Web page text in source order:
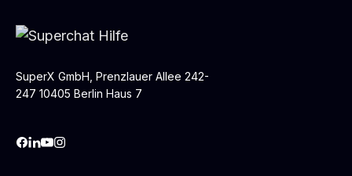
SuperX GmbH, Prenzlauer Allee 242-
247 10405 Berlin Haus 7